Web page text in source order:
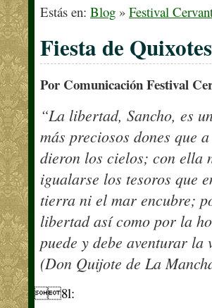
Estás en: Blog » Festival
Fiesta de Quixotes
Por Comunicación Festival
“La libertad, Sancho, es
más preciosos dones que
dieron los cielos; con ella
igualarse los tesoros que
tierra ni el mar encubre;
libertad así como por la
puede y debe aventurar
(Don Quijote de La
8l: